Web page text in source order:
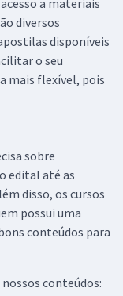
diversos
disponíveis
o seu
mais flexível, pois
sobre
edital até as
disso, os cursos
possui uma
conteúdos para
conteúdos: